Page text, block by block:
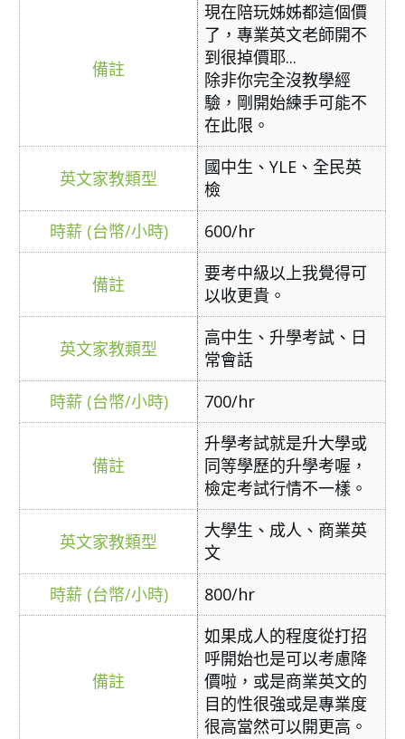
現在陪玩姊姊都這個價
了，專業英文老師開不
到很掉價耶...
除非你完全沒教學經
驗，剛開始練手可能不
在此限。
國中生、YLE、全民英
檢
600/hr
要考中級以上我覺得可
以收更貴。
高中生、升學考試、日
常會話
700/hr
升學考試就是升大學或
同等學歷的升學考喔，
檢定考試行情不一樣。
大學生、成人、商業英
文
800/hr
如果成人的程度從打招
呼開始也是可以考慮降
價啦，或是商業英文的
目的性很強或是專業度
很高當然可以開更高。